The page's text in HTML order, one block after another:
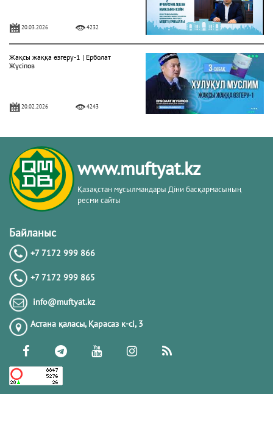
20.03.2026 4232
Жақсы жаққа өзгеру-1 | Ерболат
Жүсіпов
20.02.2026 4243
Жүрек сырлары 2-дәріс. Тәубе
тақырыбы. Әр-рисала әл-Қушайрия
кітабы негізінде
20.02.2026
20.02.2026
РАМАЗАН – РАХЫМ, КЕШІРІМ ЖӘНЕ
ТОЗАҚТАН ҚҰТЫЛУ АЙЫ
19.02.2026 7446
РАМАЗАН ҚАРСАҢЫНДАҒЫ
www.muftyat.kz
Қазақстан мұсылмандары Діни басқармасының
ресми сайты
Байланыс
+7 7172 999 866
+7 7172 999 865
info@muftyat.kz
Астана қаласы, Қарасаз к-сi, 3